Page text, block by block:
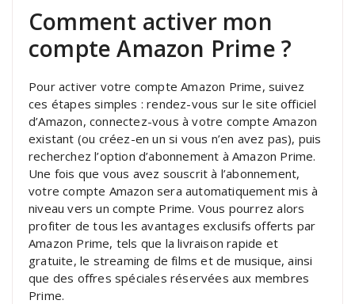
Comment activer mon
compte Amazon Prime ?
Pour activer votre compte Amazon Prime, suivez
ces étapes simples : rendez-vous sur le site officiel
d’Amazon, connectez-vous à votre compte Amazon
existant (ou créez-en un si vous n’en avez pas), puis
recherchez l’option d’abonnement à Amazon Prime.
Une fois que vous avez souscrit à l’abonnement,
votre compte Amazon sera automatiquement mis à
niveau vers un compte Prime. Vous pourrez alors
profiter de tous les avantages exclusifs offerts par
Amazon Prime, tels que la livraison rapide et
gratuite, le streaming de films et de musique, ainsi
que des offres spéciales réservées aux membres
Prime.